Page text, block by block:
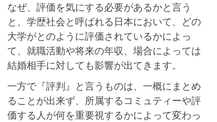
なぜ、評価を気にする必要があるかと言う
と、学歴社会と呼ばれる日本において、どの
大学がとのように評価されているかによっ
て、就職活動や将来の年収、場合によっては
結婚相手に対しても影響が出てきます。
一方で『評判』と言うものは、一概にまとめ
ることが出来ず、所属するコミュティーや評
価する人が何を重要視するかによって変わっ